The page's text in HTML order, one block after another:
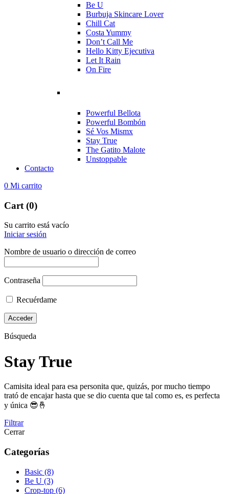
Be U
Burbuja Skincare Lover
Chill Cat
Costa Yummy
Don’t Call Me
Hello Kitty Ejecutiva
Let It Rain
On Fire
Powerful Bellota
Powerful Bombón
Sé Vos Mismx
Stay True
The Gatito Malote
Unstoppable
Contacto
0 Mi carrito
Cart (0)
Su carrito está vacío
Iniciar sesión
Nombre de usuario o dirección de correo
Contraseña
Recuérdame
Búsqueda
Stay True
Camisita ideal para esa personita que, quizás, por mucho tiempo
trató de encajar hasta que se dio cuenta que tal como es, es perfecta
y única 😎🤞
Filtrar
Cerrar
Categorías
Basic (8)
Be U (3)
Crop-top (6)